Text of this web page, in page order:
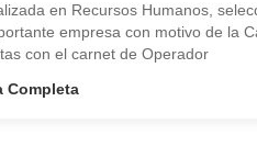
en Recursos Humanos,
empresa con motivo de la
con el carnet de Operador
Completa